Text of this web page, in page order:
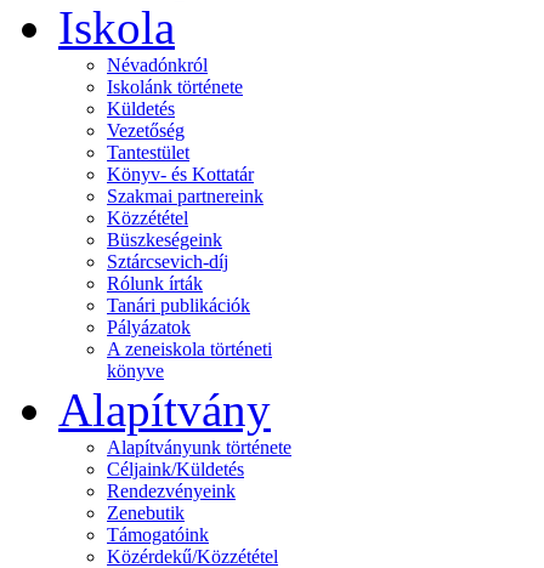
Iskola
Névadónkról
Iskolánk története
Küldetés
Vezetőség
Tantestület
Könyv- és Kottatár
Szakmai partnereink
Közzététel
Büszkeségeink
Sztárcsevich-díj
Rólunk írták
Tanári publikációk
Pályázatok
A zeneiskola történeti
könyve
Alapítvány
Alapítványunk története
Céljaink/Küldetés
Rendezvényeink
Zenebutik
Támogatóink
Közérdekű/Közzététel